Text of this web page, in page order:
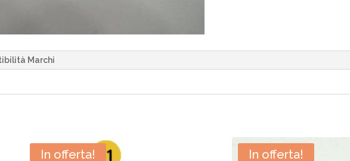
Marchi
In offerta! In offerta!